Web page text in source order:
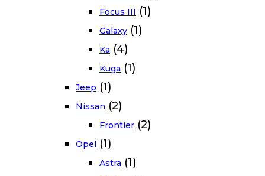
Focus III (1)
Galaxy (1)
Ka (4)
Kuga (1)
Jeep (1)
Nissan (2)
Frontier (2)
Opel (1)
Astra (1)